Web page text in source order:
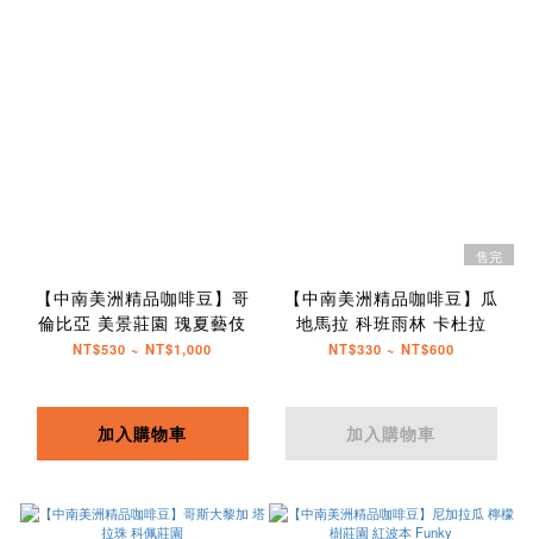
【中南美洲精品咖啡豆】哥
倫比亞 美景莊園 瑰夏藝伎
NT$530 ~ NT$1,000
加入購物車
售完
【中南美洲精品咖啡豆】瓜
地馬拉 科班雨林 卡杜拉
NT$330 ~ NT$600
加入購物車